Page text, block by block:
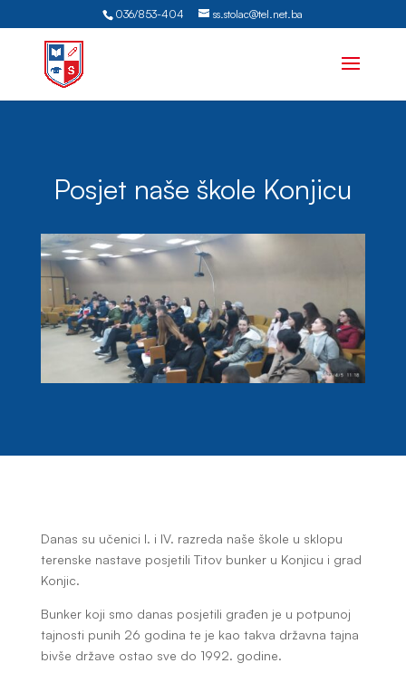
036/853-404 ss.stolac@tel.net.ba
Posjet naše škole Konjicu
Danas su učenici I. i IV. razreda naše škole u sklopu
terenske nastave posjetili Titov bunker u Konjicu i grad
Konjic.
Bunker koji smo danas posjetili građen je u potpunoj
tajnosti punih 26 godina te je kao takva državna tajna
bivše države ostao sve do 1992. godine.